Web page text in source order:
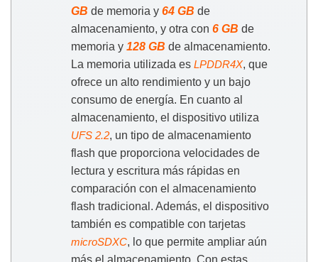
GB de memoria y 64 GB de
almacenamiento, y otra con 6 GB de
memoria y 128 GB de almacenamiento.
La memoria utilizada es LPDDR4X, que
ofrece un alto rendimiento y un bajo
consumo de energía. En cuanto al
almacenamiento, el dispositivo utiliza
UFS 2.2, un tipo de almacenamiento
flash que proporciona velocidades de
lectura y escritura más rápidas en
comparación con el almacenamiento
flash tradicional. Además, el dispositivo
también es compatible con tarjetas
microSDXC, lo que permite ampliar aún
más el almacenamiento. Con estas